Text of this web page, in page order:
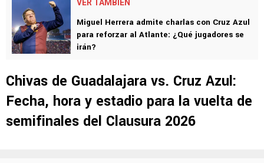
VER TAMBIÉN
Miguel Herrera admite charlas con Cruz Azul
para reforzar al Atlante: ¿Qué jugadores se
irán?
Chivas de Guadalajara vs. Cruz Azul:
Fecha, hora y estadio para la vuelta de
semifinales del Clausura 2026